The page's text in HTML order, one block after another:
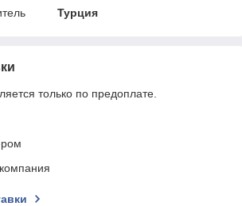
Турция
только по предоплате.